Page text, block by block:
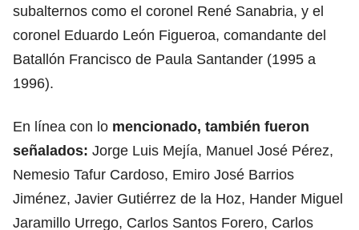
subalternos como el coronel René Sanabria, y el
coronel Eduardo León Figueroa, comandante del
Batallón Francisco de Paula Santander (1995 a
1996).
En línea con lo mencionado, también fueron
señalados: Jorge Luis Mejía, Manuel José Pérez,
Nemesio Tafur Cardoso, Emiro José Barrios
Jiménez, Javier Gutiérrez de la Hoz, Hander Miguel
Jaramillo Urrego, Carlos Santos Forero, Carlos